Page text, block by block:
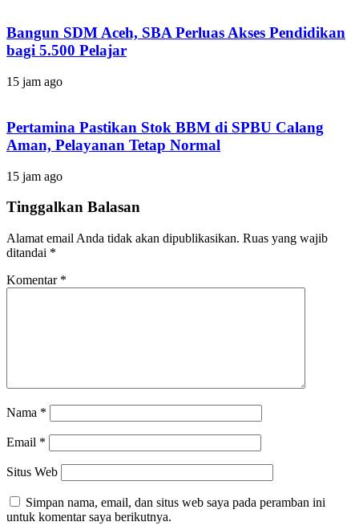
Bangun SDM Aceh, SBA Perluas Akses Pendidikan
bagi 5.500 Pelajar
15 jam ago
Pertamina Pastikan Stok BBM di SPBU Calang
Aman, Pelayanan Tetap Normal
15 jam ago
Tinggalkan Balasan
Alamat email Anda tidak akan dipublikasikan. Ruas yang wajib
ditandai *
Komentar *
Nama *
Email *
Situs Web
Simpan nama, email, dan situs web saya pada peramban ini
untuk komentar saya berikutnya.